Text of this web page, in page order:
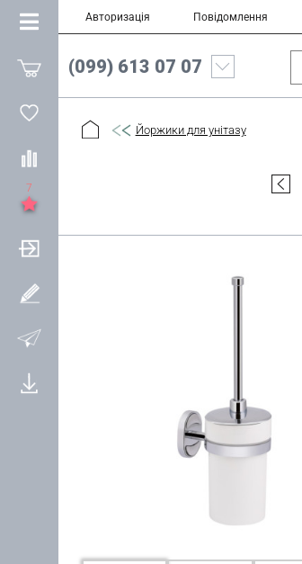
7
Авторизація Повідомлення
(099) 613 07 07
Йоржики для унітазу